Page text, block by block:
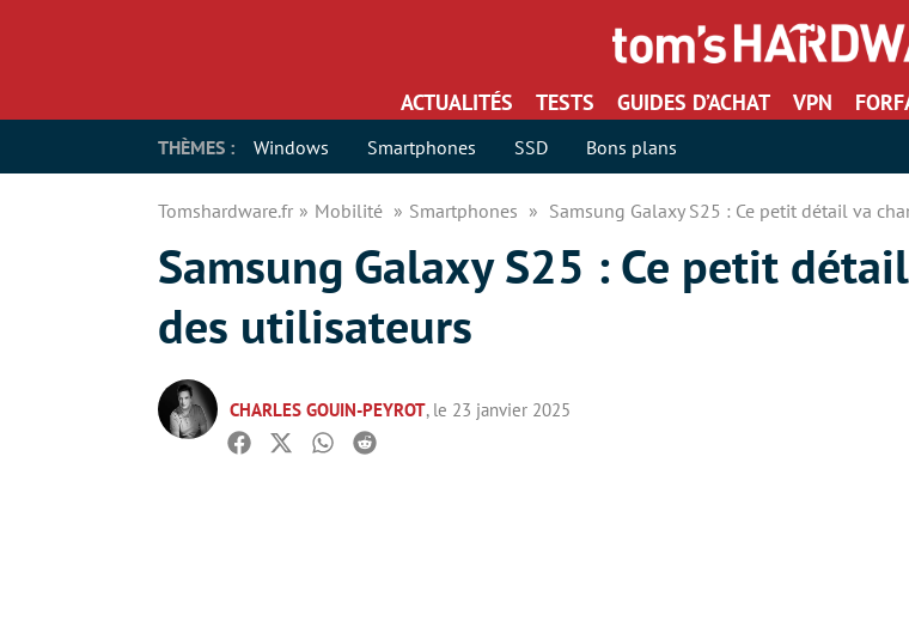
ACTUALITÉS TESTS GUIDES D’ACHAT VPN
THÈMES : Windows Smartphones SSD Bons plans
Tomshardware.fr Mobilité Smartphones Samsung Galaxy S25 : Ce petit détail va
Samsung Galaxy S25 : Ce petit
des utilisateurs
CHARLES GOUIN-PEYROT, le 23 janvier 2025
Facebook
TwitterWhatsapp
Reddit